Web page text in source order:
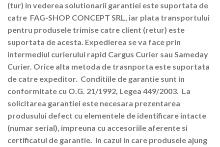
(tur) in vederea solutionarii garantiei este suportata de
catre FAG-SHOP CONCEPT SRL, iar plata transportului
pentru produsele trimise catre client (retur) este
suportata de acesta. Expedierea se va face prin
intermediul curierului rapid Cargus Curier sau Sameday
Curier. Orice alta metoda de trasnporta este suportata
de catre expeditor. Conditiile de garantie sunt in
conformitate cu O.G. 21/1992, Legea 449/2003. La
solicitarea garantiei este necesara prezentarea
produsului defect cu elementele de identificare intacte
(numar serial), impreuna cu accesoriile aferente si
certificatul de garantie. In cazul in care produsele ajung